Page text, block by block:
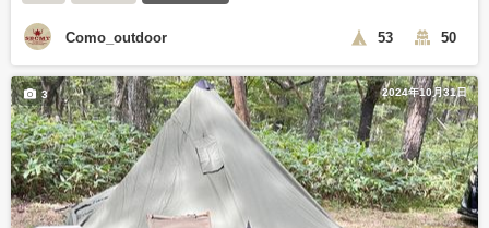
Como_outdoor 53 50
2024年10月31日
3